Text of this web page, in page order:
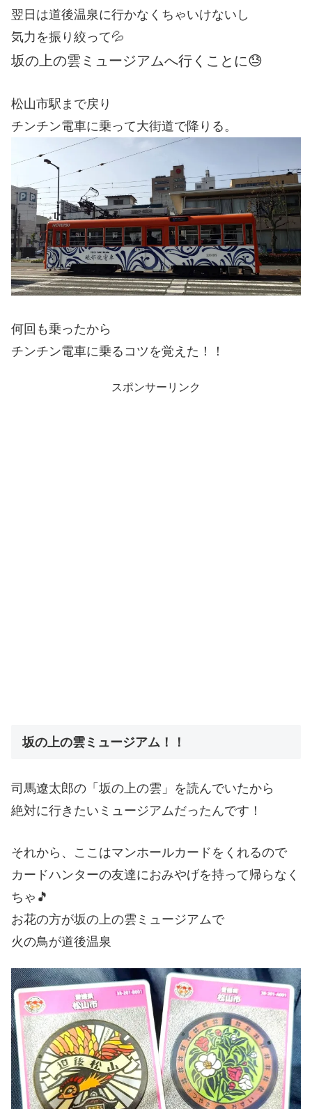
翌日は道後温泉に行かなくちゃいけないし
気力を振り絞って💦
坂の上の雲ミュージアムへ行くことに😓
松山市駅まで戻り
チンチン電車に乗って大街道で降りる。
何回も乗ったから
チンチン電車に乗るコツを覚えた！！
スポンサーリンク
坂の上の雲ミュージアム！！
司馬遼太郎の「坂の上の雲」を読んでいたから
絶対に行きたいミュージアムだったんです！
それから、ここはマンホールカードをくれるので
カードハンターの友達におみやげを持って帰らなく
ちゃ🎵
お花の方が坂の上の雲ミュージアムで
火の鳥が道後温泉